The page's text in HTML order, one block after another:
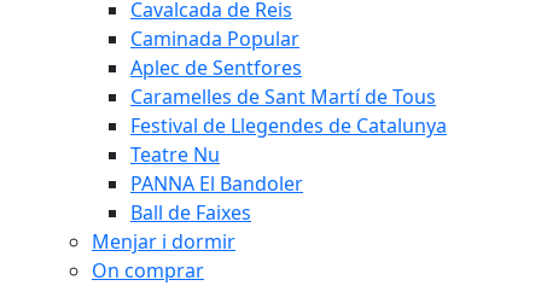
Cavalcada de Reis
Caminada Popular
Aplec de Sentfores
Caramelles de Sant Martí de Tous
Festival de Llegendes de Catalunya
Teatre Nu
PANNA El Bandoler
Ball de Faixes
Menjar i dormir
On comprar